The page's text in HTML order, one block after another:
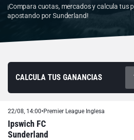
¡Compara cuotas, mercados y calcula tus
apostando por Sunderland!
CALCULA TUS GANANCIAS
22/08, 14:00•Premier League Inglesa
Ipswich FC
Sunderland